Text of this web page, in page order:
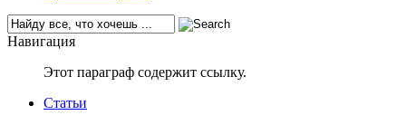
Навигация
Этот параграф содержит ссылку.
Статьи